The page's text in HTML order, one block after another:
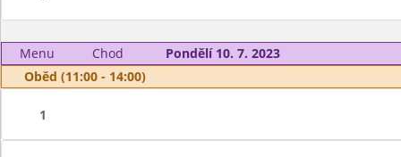
Menu Chod
Pondělí 10. 7. 2023
Oběd (11:00 - 14:00)
1